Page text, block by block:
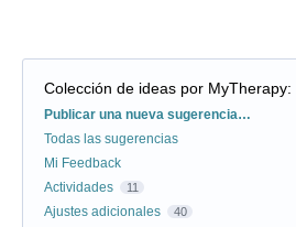
Colección de ideas por MyTherapy:
Categorías
Publicar una nueva sugerencia…
Todas las sugerencias
Mi Feedback
Actividades
11
Ajustes adicionales 40